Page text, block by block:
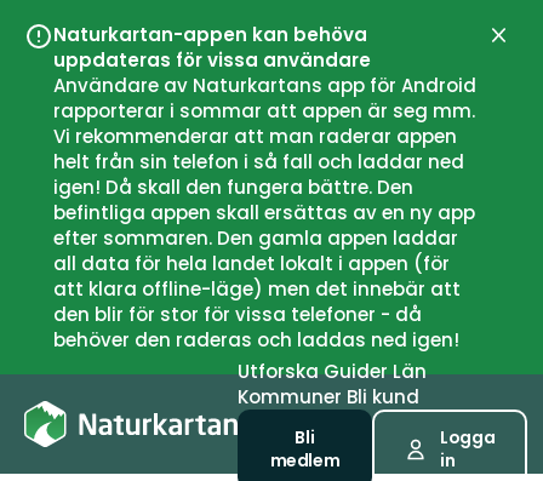
Naturkartan-appen kan behöva
uppdateras för vissa användare
Användare av Naturkartans app för Android
rapporterar i sommar att appen är seg mm.
Vi rekommenderar att man raderar appen
helt från sin telefon i så fall och laddar ned
igen! Då skall den fungera bättre. Den
befintliga appen skall ersättas av en ny app
efter sommaren. Den gamla appen laddar
all data för hela landet lokalt i appen (för
att klara offline-läge) men det innebär att
den blir för stor för vissa telefoner - då
behöver den raderas och laddas ned igen!
UtforskaGuiderLän
Kommuner Bli kund
Bli
medlem
Logga
in